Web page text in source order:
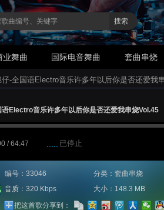
搜索
业舞曲 国际电音舞曲 套曲串烧
仔-全国语Electro音乐许多年以后你是否还爱我
语Electro音乐许多年以后你是否还爱我串烧Vol.45
/ 64:47 已停止
编号：33046 分类：套曲串烧
音质：320 Kbps
大小：148.3 MB
把这首歌分享到：